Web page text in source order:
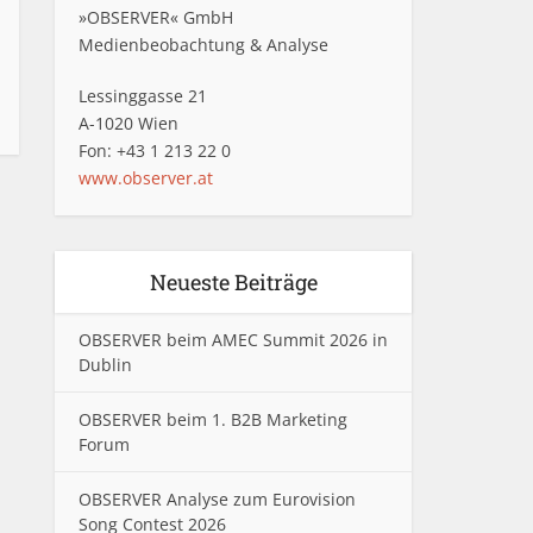
»OBSERVER« GmbH
Medienbeobachtung & Analyse
Lessinggasse 21
A-1020 Wien
Fon: +43 1 213 22 0
www.observer.at
Neueste Beiträge
OBSERVER beim AMEC Summit 2026 in
Dublin
OBSERVER beim 1. B2B Marketing
Forum
OBSERVER Analyse zum Eurovision
Song Contest 2026